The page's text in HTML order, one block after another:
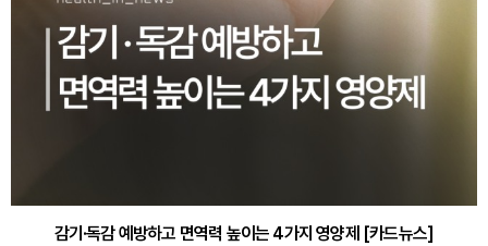
감기·독감 예방하고 면역력 높이는 4가지 영양제 [카드뉴스]